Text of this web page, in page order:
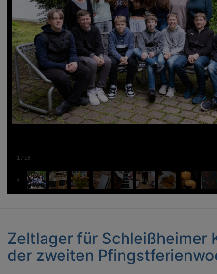
1 / 16
Zeltlager für Schleißheimer
der zweiten